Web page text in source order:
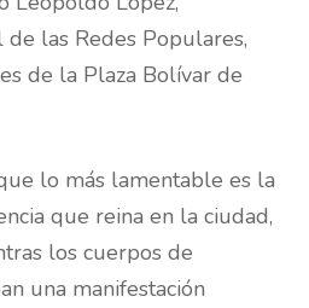
las Redes Populares,
de la Plaza Bolívar de
lo más lamentable es la
que reina en la ciudad,
los cuerpos de
una manifestación